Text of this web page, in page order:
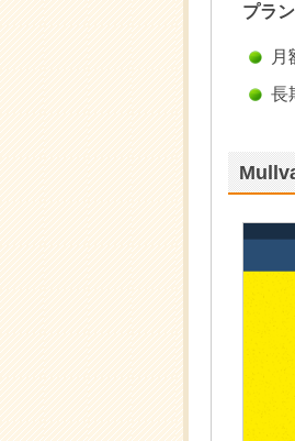
プラン
月
長